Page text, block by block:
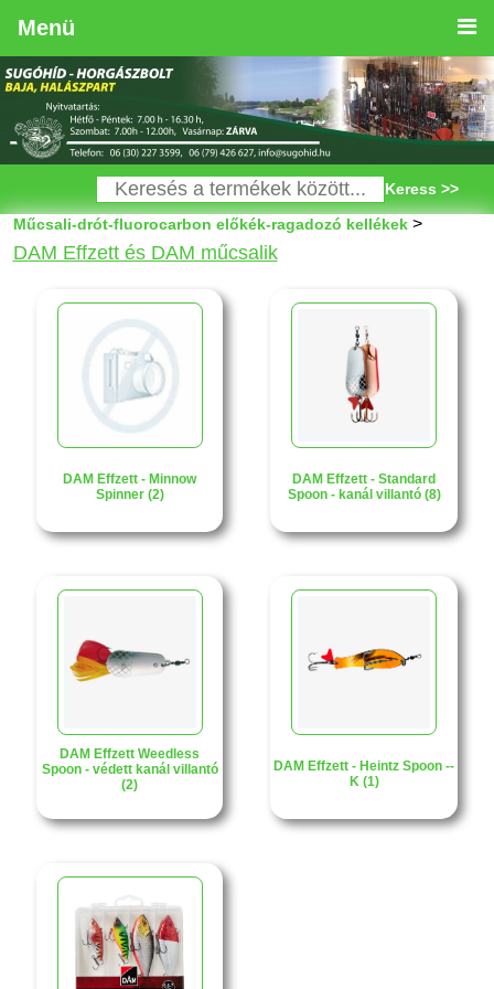
Menü
Keress >>
Műcsali-drót-fluorocarbon előkék-ragadozó kellékek>
DAM Effzett és DAM műcsalik
DAM Effzett - Minnow
Spinner (2)
DAM Effzett - Standard
Spoon - kanál villantó (8)
DAM Effzett Weedless
Spoon - védett kanál villantó
(2)
DAM Effzett - Heintz Spoon --
K (1)